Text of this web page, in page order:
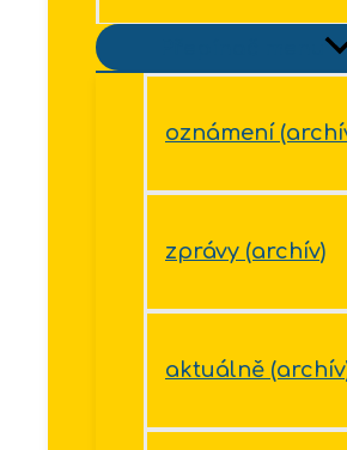
oznámení
zprávy (archív)
aktuálně